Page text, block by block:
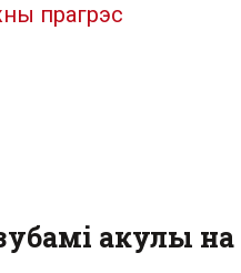
прагрэс
акулы на